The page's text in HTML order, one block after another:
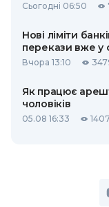
Сьогодні 06:50
Нові ліміти
перекази вже у
Вчора 13:10
Як працює
чоловіків
05.08 16:33